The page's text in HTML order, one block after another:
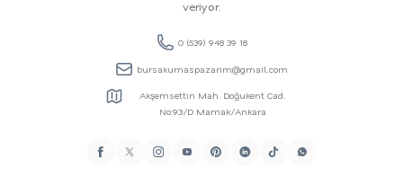
veriyor.
0 (539) 948 39 18
bursakumaspazarim@gmail.com
Akşemsettin Mah. Doğukent Cad.
No:93/D Mamak/Ankara